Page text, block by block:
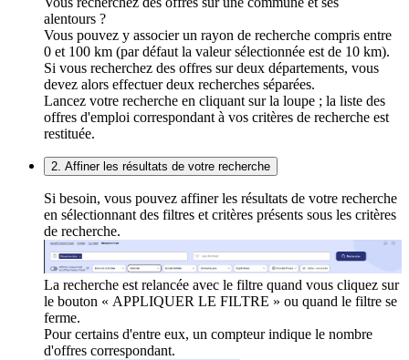
alentours ?
Vous pouvez y associer un rayon de recherche compris entre
0 et 100 km (par défaut la valeur sélectionnée est de 10 km).
Si vous recherchez des offres sur deux départements, vous
devez alors effectuer deux recherches séparées.
Lancez votre recherche en cliquant sur la loupe ; la liste des
offres d'emploi correspondant à vos critères de recherche est
restituée.
2. Affiner les résultats de votre recherche
Si besoin, vous pouvez affiner les résultats de votre recherche
en sélectionnant des filtres et critères présents sous les critères
de recherche.
La recherche est relancée avec le filtre quand vous cliquez sur
le bouton « APPLIQUER LE FILTRE » ou quand le filtre se
ferme.
Pour certains d'entre eux, un compteur indique le nombre
d'offres correspondant.